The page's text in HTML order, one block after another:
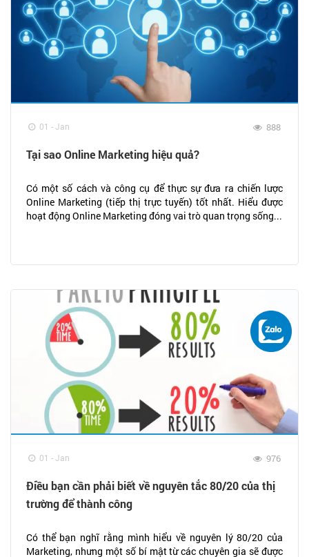
01 - Jan 888
Tại sao Online Marketing hiệu quả?
Có một số cách và công cụ để thực sự đưa ra chiến lược
Online Marketing (tiếp thị trực tuyến) tốt nhất. Hiểu được
hoạt động Online Marketing đóng vai trò quan trọng sống...
01 - Jan 976
Điều bạn cần phải biết về nguyên tắc 80/20 của thị
trường để thành công
Có thể bạn nghĩ rằng mình hiểu về nguyên lý 80/20 của
Marketing, nhưng một số bí mật từ các chuyên gia sẽ được